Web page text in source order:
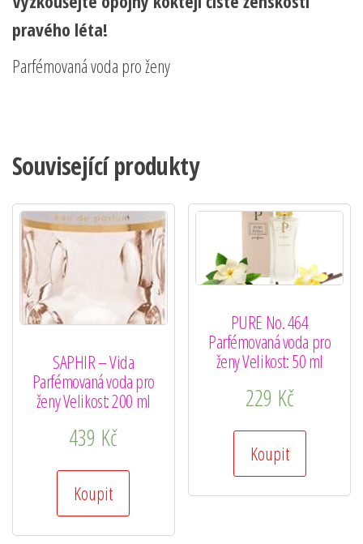
pravého léta!
Parfémovaná voda pro ženy
Související produkty
SAPHIR – Vida
Parfémovaná voda pro
ženy Velikost: 200 ml
439 Kč
Koupit
PURE No. 464
Parfémovaná voda pro
ženy Velikost: 50 ml
229 Kč
Koupit